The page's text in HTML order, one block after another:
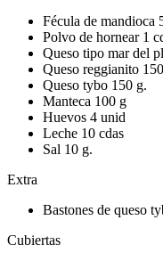
Fécula de mandioca
Polvo de hornear 1
Queso tipo mar del
Queso reggianito
Queso tybo 150 g.
Manteca 100 g
Huevos 4 unid
Leche 10 cdas
Sal 10 g.
Extra
Bastones de queso
Cubiertas